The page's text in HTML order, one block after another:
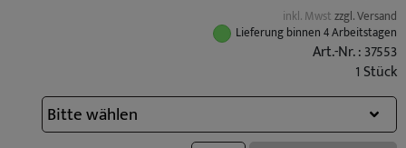
inkl. Mwstzzgl. Versand
Lieferung binnen 4 Arbeitstagen
Art.-Nr. : 37553
1 Stück